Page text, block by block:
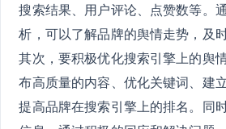
搜索结果、用户评论、点赞数等。
析，可以了解品牌的舆情走势，及
其次，要积极优化搜索引擎上的舆
布高质量的内容、优化关键词、建
提高品牌在搜索引擎上的排名。同